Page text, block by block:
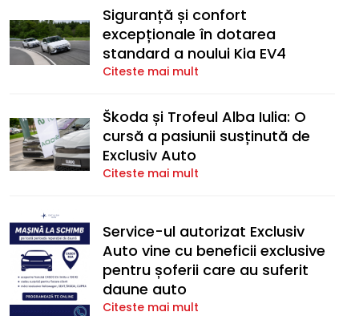
Siguranță și confort
excepționale în dotarea
standard a noului Kia EV4
Citeste mai mult
Škoda și Trofeul Alba Iulia: O
cursă a pasiunii susținută de
Exclusiv Auto
Citeste mai mult
Service-ul autorizat Exclusiv
Auto vine cu beneficii exclusive
pentru șoferii care au suferit
daune auto
Citeste mai mult